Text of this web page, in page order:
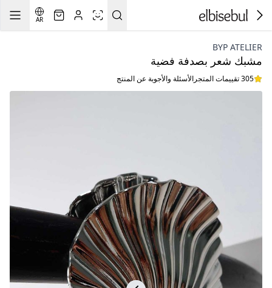
AR
BYP ATELIER
مشبك شعر بصدفة فضية
305 تقييمات المتجر الأسئلة والأجوبة عن المنتج